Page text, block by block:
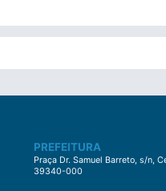
PREFEITURA
Praça Dr. Samuel Barreto, s/n,
39340-000